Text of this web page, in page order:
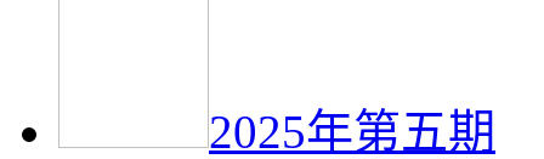
2025年第五期